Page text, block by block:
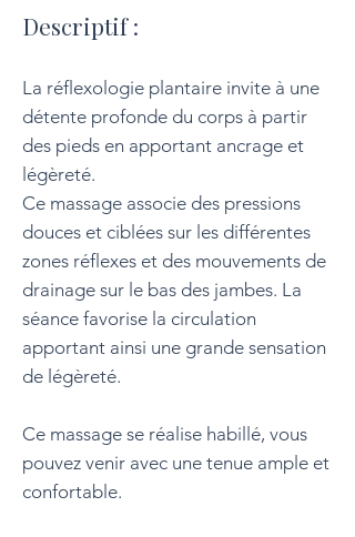
Descriptif :
La réflexologie plantaire invite à une
détente profonde du corps à partir
des pieds en apportant ancrage et
légèreté.
Ce massage associe des pressions
douces et ciblées sur les différentes
zones réflexes et des mouvements de
drainage sur le bas des jambes. La
séance favorise la circulation
apportant ainsi une grande sensation
de légèreté.
Ce massage se réalise habillé, vous
pouvez venir avec une tenue ample et
confortable.